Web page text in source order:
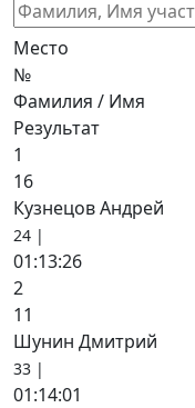
Место
№
Фамилия / Имя
Результат
1
16
Кузнецов Андрей
24 |
01:13:26
2
11
Шунин Дмитрий
33 |
01:14:01